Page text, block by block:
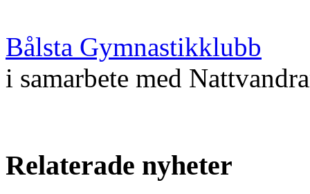
Bålsta Gymnastikklubb
i samarbete med
Relaterade nyheter